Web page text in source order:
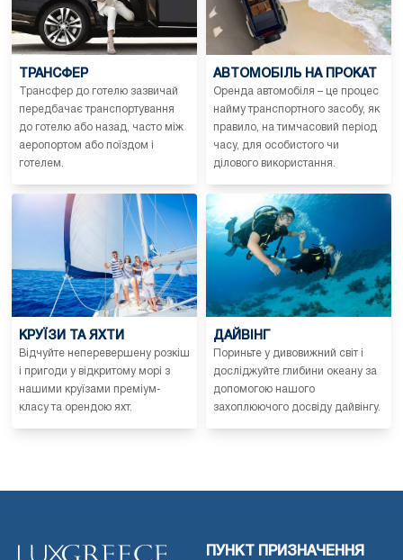
ТРАНСФЕР
Трансфер до готелю зазвичай
передбачає транспортування
до готелю або назад, часто між
аеропортом або поїздом і
готелем.
АВТОМОБІЛЬ НА ПРОКАТ
Оренда автомобіля – це процес
найму транспортного засобу, як
правило, на тимчасовий період
часу, для особистого чи
ділового використання.
КРУЇЗИ ТА ЯХТИ
Відчуйте неперевершену розкіш
і пригоди у відкритому морі з
нашими круїзами преміум-
класу та орендою яхт.
ДАЙВІНГ
Пориньте у дивовижний світ і
досліджуйте глибини океану за
допомогою нашого
захоплюючого досвіду дайвінгу.
ПУНКТ ПРИЗНАЧЕННЯ